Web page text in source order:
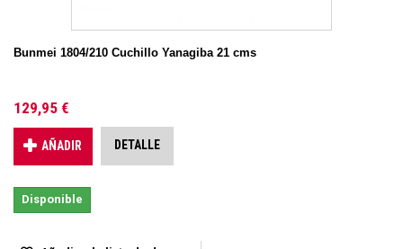
Bunmei 1804/210 Cuchillo Yanagiba 21 cms
129,95 €
AÑADIR DETALLE
Disponible